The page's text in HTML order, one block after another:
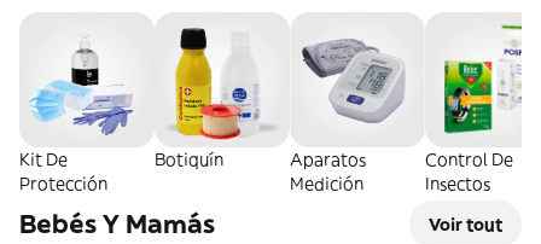
Kit De
Protección
Botiquín
Aparatos
Medición
Control De
Insectos
Bebés Y Mamás Voir tout